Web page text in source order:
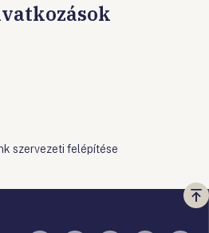
szervezeti felépítése
a